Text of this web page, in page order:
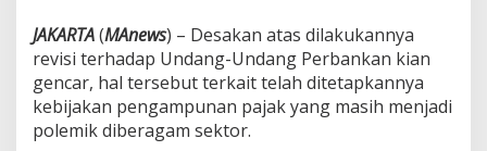
v
i
s
i
JAKARTA(MAnews) – Desakan atas dilakukannya
revisi terhadap Undang-Undang Perbankan kian
gencar, hal tersebut terkait telah ditetapkannya
kebijakan pengampunan pajak yang masih menjadi
polemik diberagam sektor.